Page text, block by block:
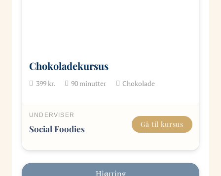
Chokoladekursus
399kr. 90minutter Chokolade
UNDERVISER
Social Foodies Gå til kursus
Hjørring